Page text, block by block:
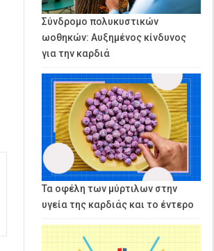
Σύνδρομο πολυκυστικών
ωοθηκών: Αυξημένος κίνδυνος
για την καρδιά
Τα οφέλη των μύρτιλων στην
υγεία της καρδιάς και το έντερο